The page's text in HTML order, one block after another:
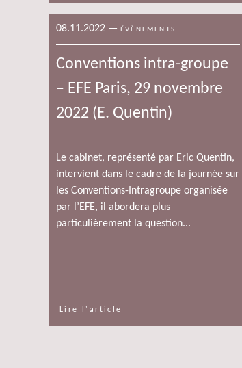
08.11.2022 — ÉVÈNEMENTS
Conventions intra-groupe
– EFE Paris, 29 novembre
2022 (E. Quentin)
Le cabinet, représenté par Eric Quentin,
intervient dans le cadre de la journée sur
les Conventions-Intragroupe organisée
par l’EFE, il abordera plus
particulièrement la question...
Lire l'article